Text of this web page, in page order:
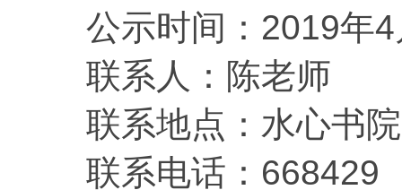
公示时间：2019年4
联系人：陈老师
联系地点：水心书院
联系电话：668429